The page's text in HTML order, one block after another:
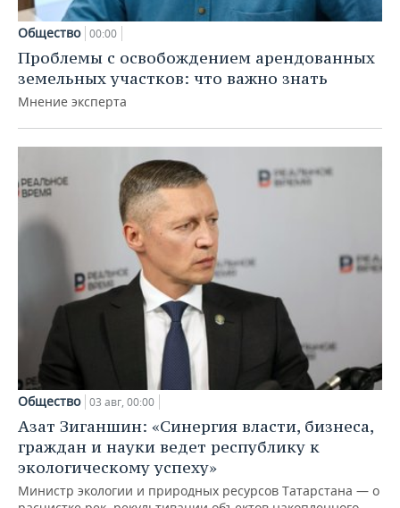
Общество 00:00
Проблемы с освобождением арендованных
земельных участков: что важно знать
Мнение эксперта
Общество 03 авг, 00:00
Азат Зиганшин: «Синергия власти, бизнеса,
граждан и науки ведет республику к
экологическому успеху»
Министр экологии и природных ресурсов Татарстана — о